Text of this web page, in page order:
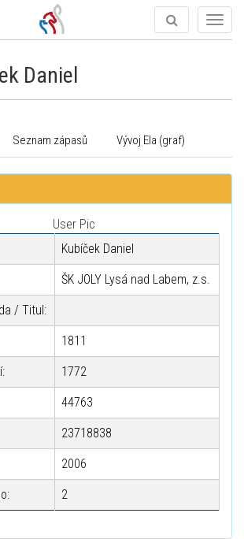
Daniel
Seznam zápasů Vývoj Ela (graf)
Kubíček Daniel
ŠK JOLY Lysá nad Labem, z.s.
/ Titul:
1811
1772
44763
23718838
2006
2